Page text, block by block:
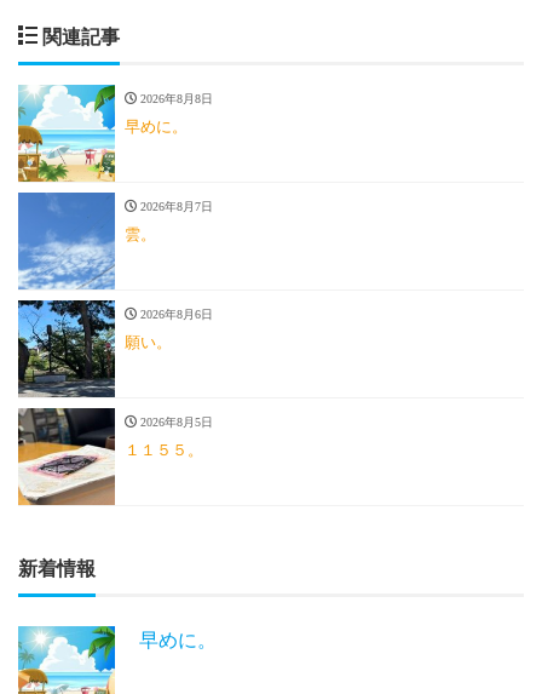
関連記事
2026年8月8日
早めに。
2026年8月7日
雲。
2026年8月6日
願い。
2026年8月5日
１１５５。
新着情報
早めに。